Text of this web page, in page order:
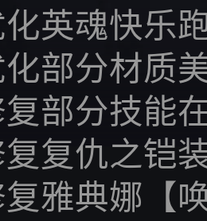
魂快乐跑
分材质
分技能在
仇之铠装
典娜【唤